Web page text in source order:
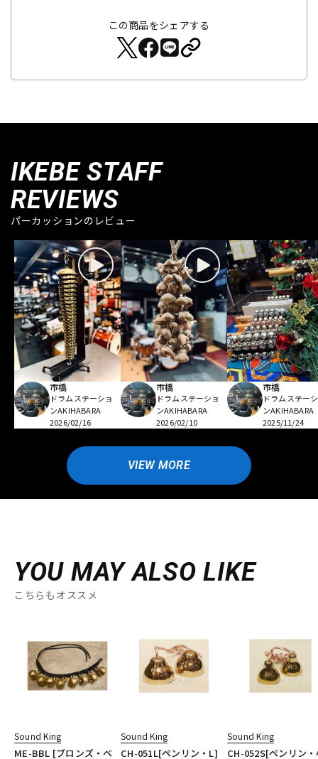
この商品をシェアする
IKEBE STAFF
REVIEWS
パーカッションのレビュー
市橋
ドラムステーショ
ンAKIHABARA
2026/02/16
市橋
ドラムステーショ
ンAKIHABARA
2026/02/10
市橋
ドラムステー
ンAKIHABARA
2025/11/24
VIEW MORE
YOU MAY ALSO LIKE
こちらもオススメ
Sound King
ME-BBL [ブロンズ・ベ
Sound King
CH-051L[ペンリン・L]
Sound King
CH-052S[ペンリン